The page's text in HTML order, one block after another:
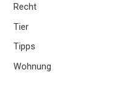
Recht
Tier
Tipps
Wohnung